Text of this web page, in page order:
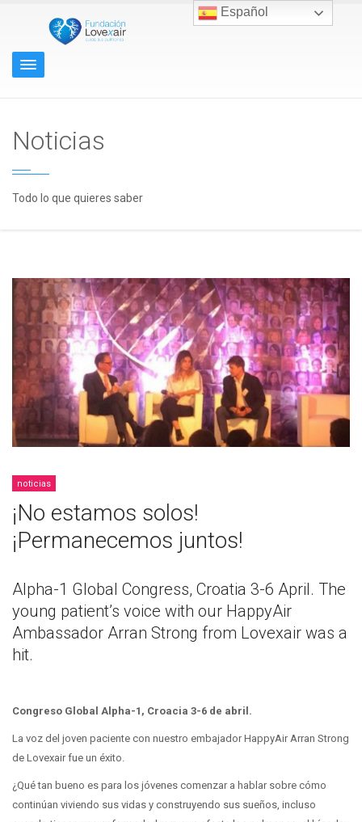
Noticias
Todo lo que quieres saber
noticias
¡No estamos solos!
¡Permanecemos juntos!
Alpha-1 Global Congress, Croatia 3-6 April. The
young patient’s voice with our HappyAir
Ambassador Arran Strong from Lovexair was a
hit.
Congreso Global Alpha-1, Croacia 3-6 de abril.
La voz del joven paciente con nuestro embajador HappyAir Arran Strong
de Lovexair fue un éxito.
¿Qué tan bueno es para los jóvenes comenzar a hablar sobre cómo
continúan viviendo sus vidas y construyendo sus sueños, incluso
Español